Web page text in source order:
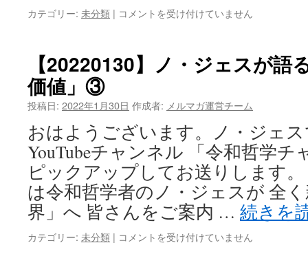
カテゴリー: 未分類 | 【20220131】
融
ま
れ！
我
こ
そ
は
ク
ズ！
令
和
哲
コメントを受け付けていません
【20220130】ノ・ジェスが語
価値」③
投稿日: 2022年1月30日 作成者: メルマガ運営チーム
おはようございます。ノ・ジェ
YouTubeチャンネル 「令和哲学
ピックアップしてお送りします
は令和哲学者のノ・ジェスが 全
界」へ 皆さんをご案内 … 続きを
カテゴリー: 未分類 | 【20220130】
コメントを受け付けていません